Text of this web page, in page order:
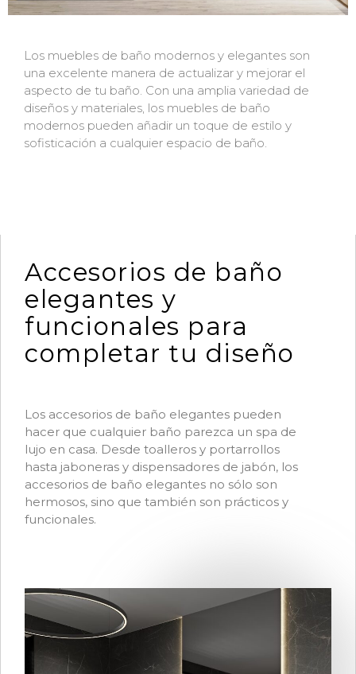
Los muebles de baño modernos y elegantes son
una excelente manera de actualizar y mejorar el
aspecto de tu baño. Con una amplia variedad de
diseños y materiales, los muebles de baño
modernos pueden añadir un toque de estilo y
sofisticación a cualquier espacio de baño.
Accesorios de baño
elegantes y
funcionales para
completar tu diseño
Los accesorios de baño elegantes pueden
hacer que cualquier baño parezca un spa de
lujo en casa. Desde toalleros y portarrollos
hasta jaboneras y dispensadores de jabón, los
accesorios de baño elegantes no sólo son
hermosos, sino que también son prácticos y
funcionales.